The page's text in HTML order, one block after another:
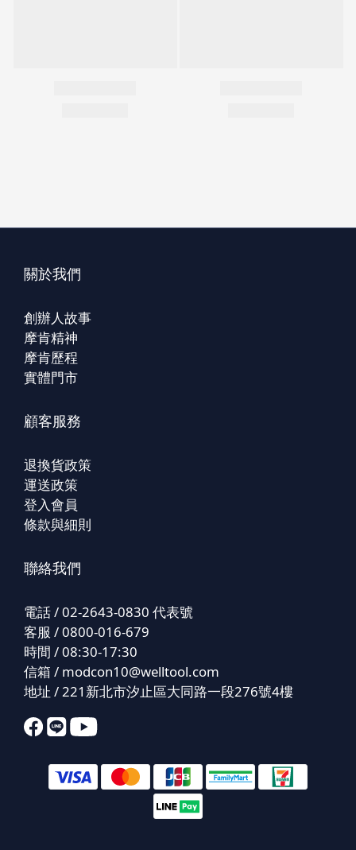
關於我們
創辦人故事
摩肯精神
摩肯歷程
實體門市
顧客服務
退換貨政策
運送政策
登入會員
條款與細則
聯絡我們
電話 / 02-2643-0830 代表號
客服 / 0800-016-679
時間 / 08:30-17:30
信箱 / modcon10@welltool.com
地址 / 221新北市汐止區大同路一段276號4樓